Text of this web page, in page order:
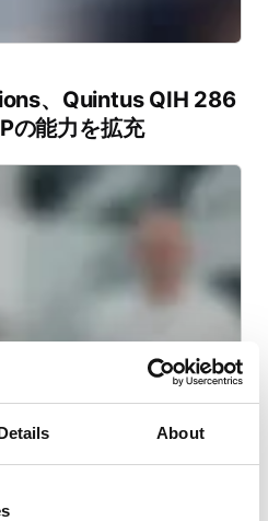
About
、Quintus QIH 286
の能力を拡充